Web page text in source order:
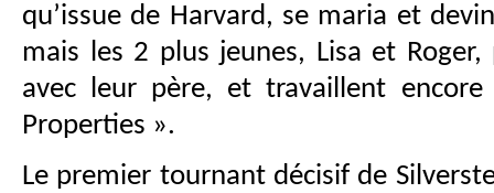
qu’issue de Harvard, se maria et
mais les 2 plus jeunes, Lisa et
avec leur père, et travaillent
Properties ».
Le premier tournant décisif de